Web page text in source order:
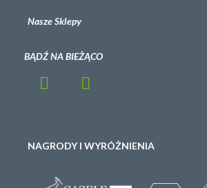
Nasze Sklepy
BĄDŹ NA BIEŻĄCO
NAGRODY I WYRÓŻNIENIA